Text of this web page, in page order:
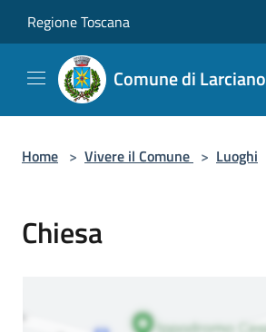
Regione Toscana
Comune di Larciano
Home > Vivere il Comune > Luoghi
Chiesa